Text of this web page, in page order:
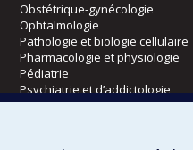
Obstétrique-gynécologie
Ophtalmologie
Pathologie et biologie cellulaire
Pharmacologie et physiologie
Pédiatrie
Psychiatrie et d’addictologie
Radiologie, radio-oncologie et